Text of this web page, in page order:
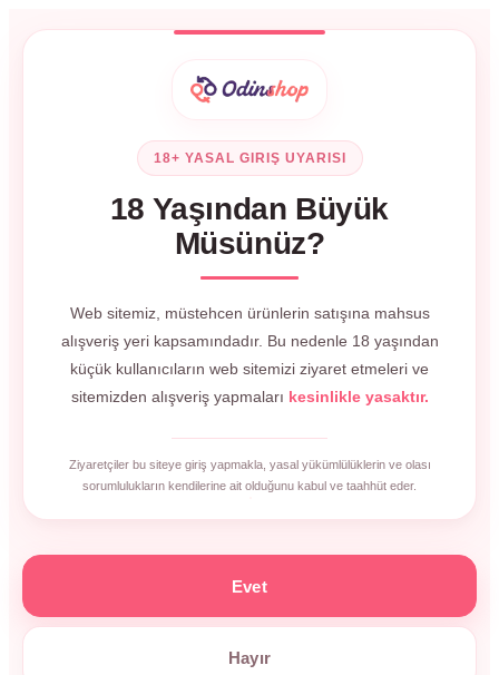
18+ YASAL GIRIŞ UYARISI
18 Yaşından Büyük
Müsünüz?
Web sitemiz, müstehcen ürünlerin satışına mahsus
alışveriş yeri kapsamındadır. Bu nedenle 18 yaşından
küçük kullanıcıların web sitemizi ziyaret etmeleri ve
sitemizden alışveriş yapmaları kesinlikle yasaktır.
Ziyaretçiler bu siteye giriş yapmakla, yasal yükümlülüklerin ve olası
sorumlulukların kendilerine ait olduğunu kabul ve taahhüt eder.
Evet
Hayır